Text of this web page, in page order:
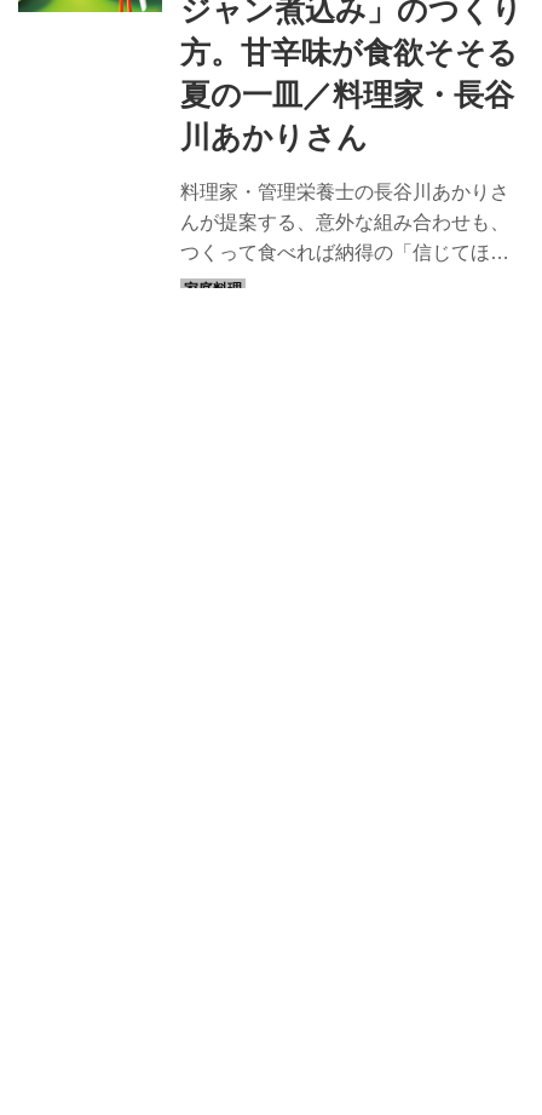
ジャン煮込み」のつくり
方。甘辛味が食欲そそる
夏の一皿／料理家・長谷
川あかりさん
料理家・管理栄養士の長谷川あかりさ
んが提案する、意外な組み合わせも、
つくって食べれば納得の「信じてほし
いレシピ」。今回は、パーソナルムッ